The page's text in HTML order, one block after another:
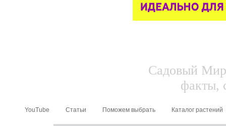
Садовый
факты,
YouTube Статьи Поможем выбрать Каталог растений